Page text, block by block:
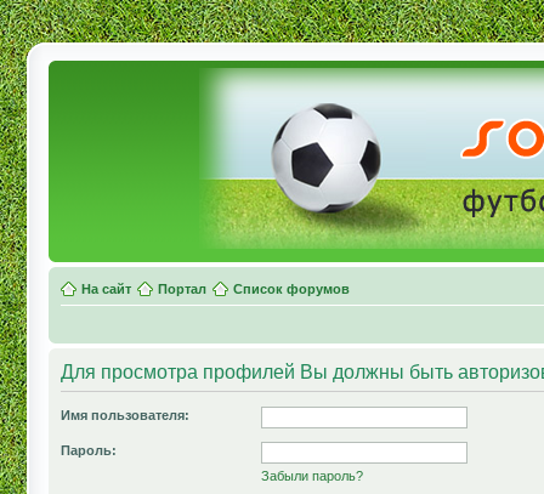
На сайт Портал Список форумов
Для просмотра профилей Вы должны быть
Имя пользователя:
Пароль:
Забыли пароль?